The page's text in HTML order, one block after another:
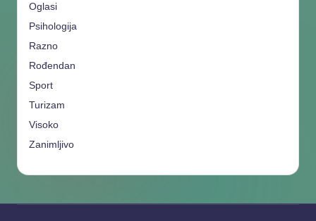
Oglasi
Psihologija
Razno
Rođendan
Sport
Turizam
Visoko
Zanimljivo